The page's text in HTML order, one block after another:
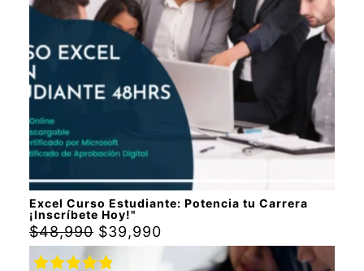
Excel Curso Estudiante: Potencia tu Carrera
¡Inscríbete Hoy!"
$48,990 $39,990